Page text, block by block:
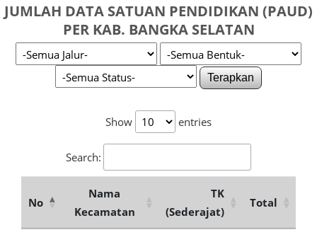
JUMLAH DATA SATUAN PENDIDIKAN (PAUD)
PER KAB. BANGKA SELATAN
Terapkan
Show entries
Search:
No
Nama
Kecamatan
TK
(Sederajat)
Total